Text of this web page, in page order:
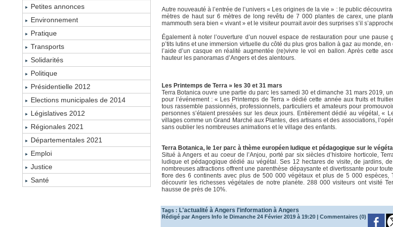
Petites annonces
Environnement
Pratique
Transports
Solidarités
Politique
Présidentielle 2012
Elections municipales de 2014
Législatives 2012
Régionales 2021
Départementales 2021
Emploi
Justice
Santé
Autre nouveauté à l’entrée de l’univers « Les origines de la vie » : le public
mètres de haut sur 6 mètres de long revêtu de 7 000 plantes de carex, une
mammouth sera bien « vivant » et le visiteur pourrait avoir des surprises s’il
Également à noter l’ouverture d’un nouvel espace de restauration pour une
p’tits lutins et une immersion virtuelle du côté du plus gros ballon à gaz au monde,
l’aide d’un casque en réalité augmentée (re)vivre le vol en ballon. Après cette
hauteur les panoramas d’Angers et des alentours.
Les Printemps de Terra » les 30 et 31 mars
Terra Botanica ouvre une partie du parc les samedi 30 et dimanche 31 mars 2019,
pour l’événement : « Les Printemps de Terra » dédié cette année aux fruits et
tous rassemble passionnés, professionnels, particuliers et amateurs pour
personnes s’étaient pressées sur les deux jours. Entièrement dédié au végétal, «
villages comme un Grand Marché aux Plantes, des artisans et des associations,
sans oublier les nombreuses animations et le village des enfants.
Terra Botanica, le 1er parc à thème européen ludique et pédagogique sur le
Situé à Angers et au coeur de l’Anjou, porté par six siècles d’histoire horticole,
ludique et pédagogique dédié au végétal. Ses 12 hectares de visite, de jardins,
nombreuses attractions offrent une parenthèse dépaysante et divertissante pour
flore des 6 continents avec plus de 500 000 végétaux et plus de 5 000 espèces,
découvrir les richesses végétales de notre planète. 288 000 visiteurs ont visité
hausse de près de 10%.
Tags : L'actualité à Angers l'information à Angers
Rédigé par Angers Info le Dimanche 24 Février 2019 à 19:20 | Commentaires (0)